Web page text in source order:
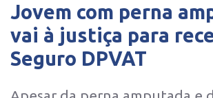
Jovem com perna
vai à justiça para
Seguro DPVAT